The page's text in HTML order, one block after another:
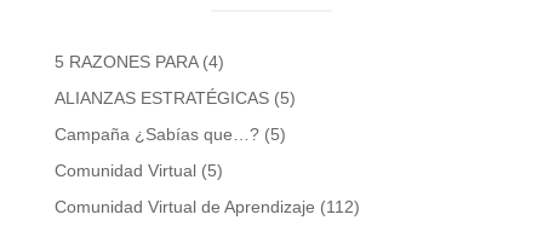
5 RAZONES PARA(4)
ALIANZAS ESTRATÉGICAS(5)
Campaña ¿Sabías que…?(5)
Comunidad Virtual(5)
Comunidad Virtual de Aprendizaje (112)